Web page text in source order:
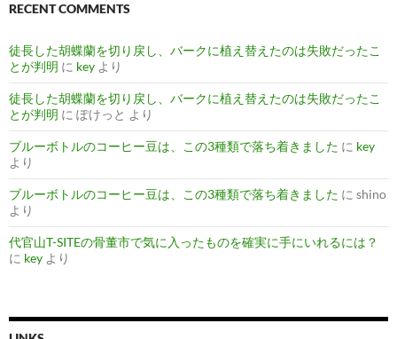
RECENT COMMENTS
徒長した胡蝶蘭を切り戻し、バークに植え替えたのは失敗だったこ
とが判明 に key より
徒長した胡蝶蘭を切り戻し、バークに植え替えたのは失敗だったこ
とが判明 に ぽけっと より
ブルーボトルのコーヒー豆は、この3種類で落ち着きました に key
より
ブルーボトルのコーヒー豆は、この3種類で落ち着きました に shino
より
代官山T-SITEの骨董市で気に入ったものを確実に手にいれるには？
に key より